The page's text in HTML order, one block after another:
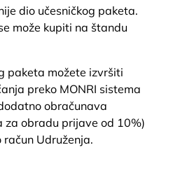
dio učesničkog paketa.
može kupiti na štandu
paketa možete izvršiti
preko MONRI sistema
obračunava
za obradu prijave od 10%)
Udruženja.